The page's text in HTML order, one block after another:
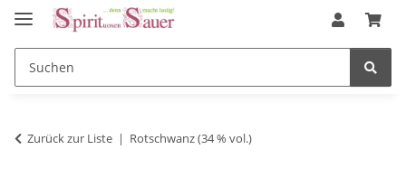
Zurück zur Liste Rotschwanz (34 % vol.)